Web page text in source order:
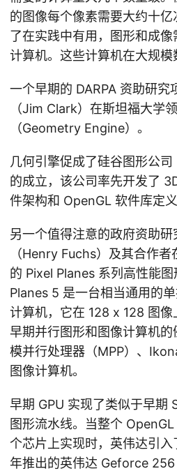
的图像每个像素需要大约十
了在实践中有用，图形和成
计算机。这些计算机在大规模
一个早期的 DARPA 资助研究
（Jim Clark）在斯坦福大学
（Geometry Engine）。
几何引擎促成了硅谷图形公司
的成立，该公司率先开发了
件架构和 OpenGL 软件库定
另一个值得注意的政府资助研
（Henry Fuchs）及其合作
的 Pixel Planes 系列高性能
Planes 5 是一台相当通用的单
计算机，它在 128 x 128 图
早期并行图形和图像计算机
模并行处理器（MPP）、
图像计算机。
早期 GPU 实现了类似于早期
图形流水线。当整个
个芯片上实现时，英伟达引入
年推出的英伟达 Geforce